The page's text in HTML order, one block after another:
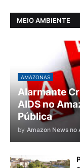
MEIO AMBIENTE
AMAZONAS
Alarmante
AIDS no
Pública
by Amazon News no